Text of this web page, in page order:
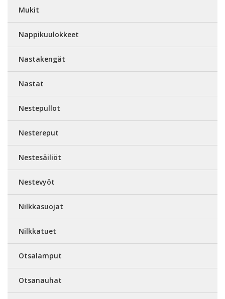
Mukit
Nappikuulokkeet
Nastakengät
Nastat
Nestepullot
Nestereput
Nestesäiliöt
Nestevyöt
Nilkkasuojat
Nilkkatuet
Otsalamput
Otsanauhat